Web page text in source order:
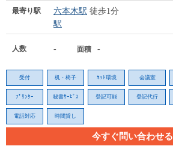
最寄り駅 六本木駅 徒歩1分
駅
人数 - 面積 -
受付 机・椅子 ﾈｯﾄ環境 会議室
ﾌﾟﾘﾝﾀｰ 秘書ｻｰﾋﾞｽ 登記可能 登記代行
電話対応 時間貸し
今すぐ問い合わせる